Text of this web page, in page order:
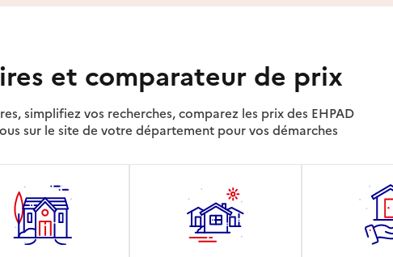
et comparateur de prix
simplifiez vos recherches, comparez les prix des EHPAD
sur le site de votre département pour vos démarches